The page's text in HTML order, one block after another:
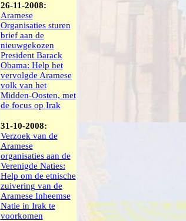
26-11-2008:
Aramese
Organisaties sturen
brief aan de
nieuwgekozen
President Barack
Obama: Help het
vervolgde Aramese
volk van het
Midden-Oosten, met
de focus op Irak
31-10-2008:
Verzoek van de
Aramese
organisaties aan de
Verenigde Naties:
Help om de etnische
zuivering van de
Aramese Inheemse
Natie in Irak te
voorkomen